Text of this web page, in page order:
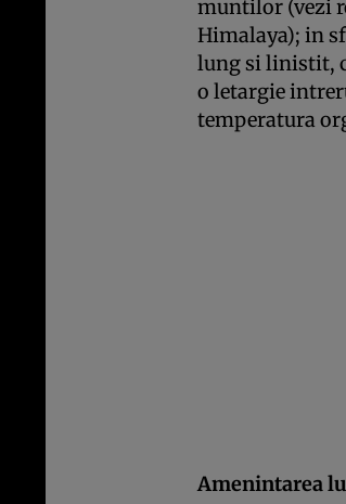
muntilor (vezi
Himalaya); in
lung si linistit,
o letargie
temperatura
Amenintarea